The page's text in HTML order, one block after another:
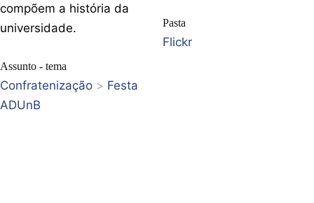
compõem a história da
universidade.
Assunto - tema
Confratenização > Festa
ADUnB
Pasta
Flickr